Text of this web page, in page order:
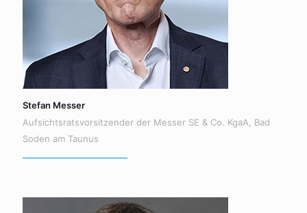
Stefan Messer
Aufsichtsratsvorsitzender der Messer SE & Co. KgaA, Bad
Soden am Taunus